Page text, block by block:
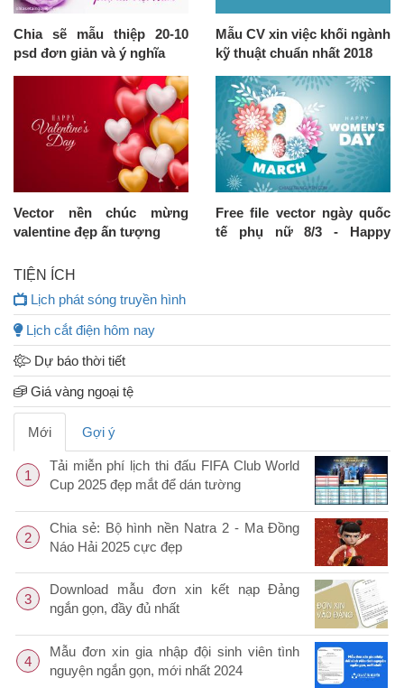
Chia sẽ mẫu thiệp 20-10
psd đơn giản và ý nghĩa
Mẫu CV xin việc khối ngành
kỹ thuật chuẩn nhất 2018
Vector nền chúc mừng
valentine đẹp ấn tượng
Free file vector ngày quốc
tế phụ nữ 8/3 - Happy
TIỆN ÍCH
Lịch phát sóng truyền hình
Lịch cắt điện hôm nay
Dự báo thời tiết
Giá vàng ngoại tệ
Mới Gợi ý
1
Tải miễn phí lịch thi đấu FIFA Club World
Cup 2025 đẹp mắt để dán tường
2
Chia sẻ: Bộ hình nền Natra 2 - Ma Đồng
Náo Hải 2025 cực đẹp
3
Download mẫu đơn xin kết nạp Đảng
ngắn gọn, đầy đủ nhất
4
Mẫu đơn xin gia nhập đội sinh viên tình
nguyện ngắn gọn, mới nhất 2024